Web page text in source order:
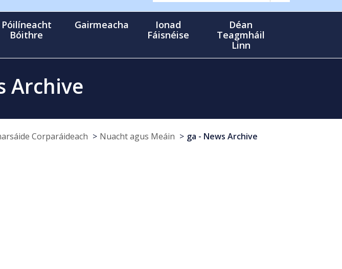
Póilíneacht
Bóithre
Gairmeacha
Ionad
Fáisnéise
Déan
Teagmháil
Linn
Archive
Corparáideach Nuacht agus Meáin
ga - News Archive